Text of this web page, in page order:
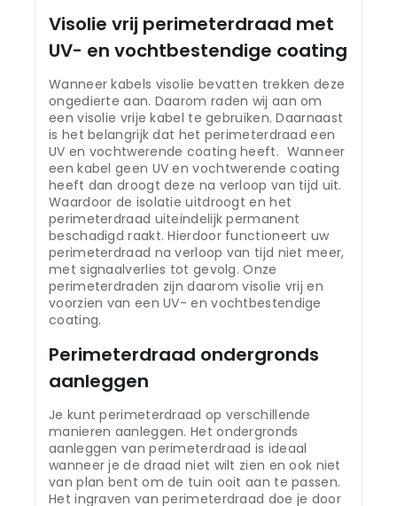
Visolie vrij perimeterdraad met
UV- en vochtbestendige coating
Wanneer kabels visolie bevatten trekken deze
ongedierte aan. Daarom raden wij aan om
een visolie vrije kabel te gebruiken. Daarnaast
is het belangrijk dat het perimeterdraad een
UV en vochtwerende coating heeft. Wanneer
een kabel geen UV en vochtwerende coating
heeft dan droogt deze na verloop van tijd uit.
Waardoor de isolatie uitdroogt en het
perimeterdraad uiteindelijk permanent
beschadigd raakt. Hierdoor functioneert uw
perimeterdraad na verloop van tijd niet meer,
met signaalverlies tot gevolg. Onze
perimeterdraden zijn daarom visolie vrij en
voorzien van een UV- en vochtbestendige
coating.
Perimeterdraad ondergronds
aanleggen
Je kunt perimeterdraad op verschillende
manieren aanleggen. Het ondergronds
aanleggen van perimeterdraad is ideaal
wanneer je de draad niet wilt zien en ook niet
van plan bent om de tuin ooit aan te passen.
Het ingraven van perimeterdraad doe je door